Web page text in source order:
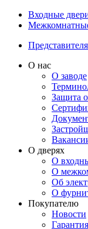
Входные
О нас
О заводе
Защита
О дверях
О
О
Об
О
Покупателю
Новости
Гарантия